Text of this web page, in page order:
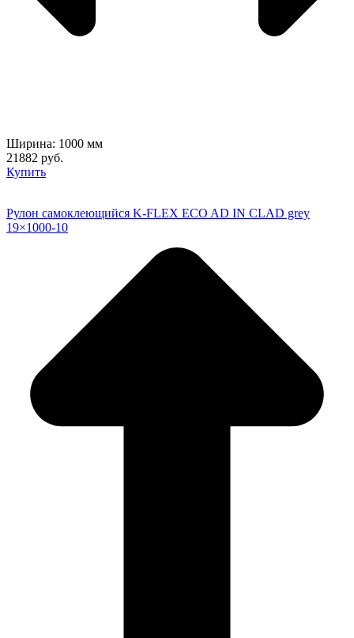
Ширина: 1000 мм
21882 руб.
Купить
Рулон самоклеющийся K-FLEX ECO AD IN CLAD grey
19×1000-10